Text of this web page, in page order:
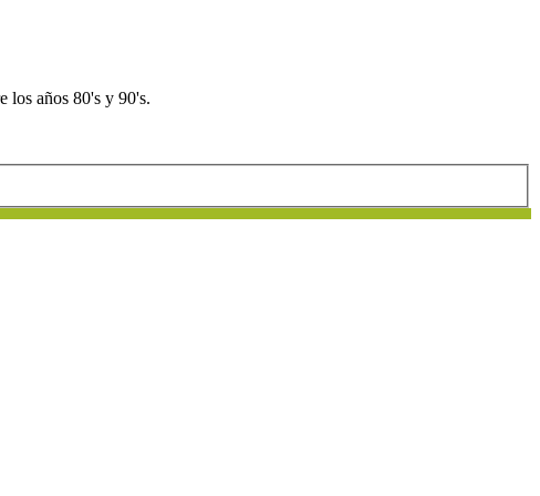
los años 80's y 90's.